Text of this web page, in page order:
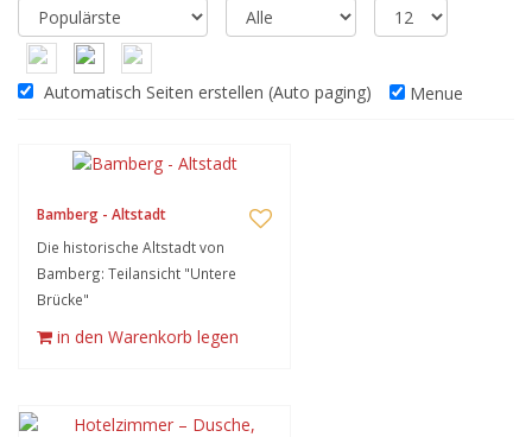
Automatisch Seiten erstellen (Auto paging) Menue
Bamberg - Altstadt
Die historische Altstadt von
Bamberg: Teilansicht "Untere
Brücke"
in den Warenkorb legen